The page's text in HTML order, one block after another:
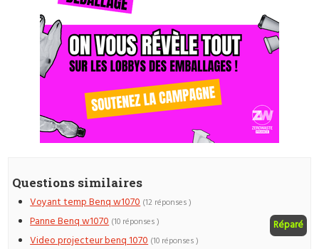
Questions similaires
Voyant temp Benq w1070 (12 réponses )
Panne Benq w1070 Réparé
(10 réponses )
Video projecteur benq 1070 (10 réponses )